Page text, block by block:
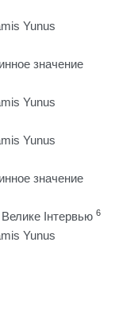
Yunus
значение
Yunus
Yunus
значение
Інтервью 6
Yunus